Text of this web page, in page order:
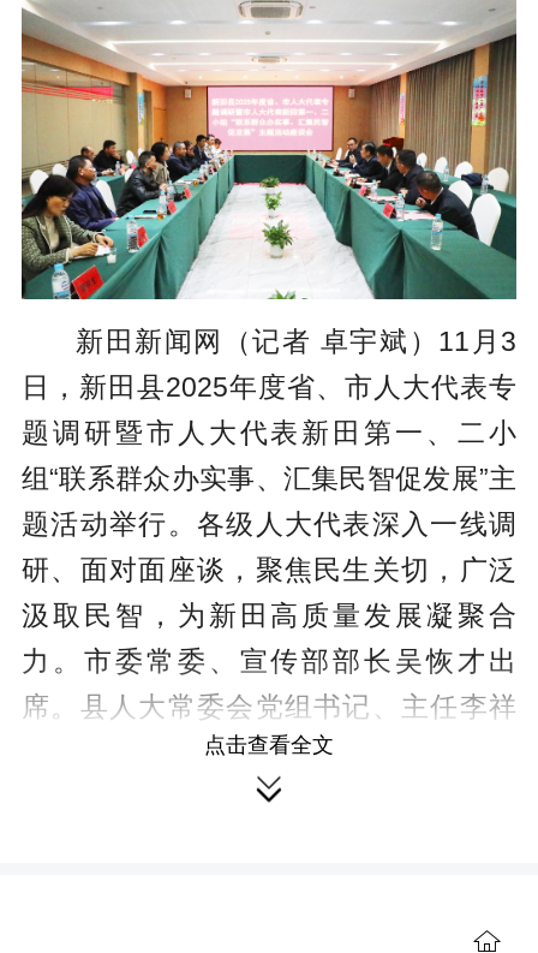
l
a
n
t
e
r
f
u
l
l
s
c
r
e
e
n
y
新田新闻网（记者 卓宇斌） 11月3
日，新田县2025年度省、市人大代表专
题调研暨市人大代表新田第一、二小
组“联系群众办实事、汇集民智促发展”主
题活动举行。各级人大代表深入一线调
研、面对面座谈，聚焦民生关切，广泛
汲取民智，为新田高质量发展凝聚合
力。市委常委、宣传部部长吴恢才出
席。县人大常委会党组书记、主任李祥
点击查看全文
